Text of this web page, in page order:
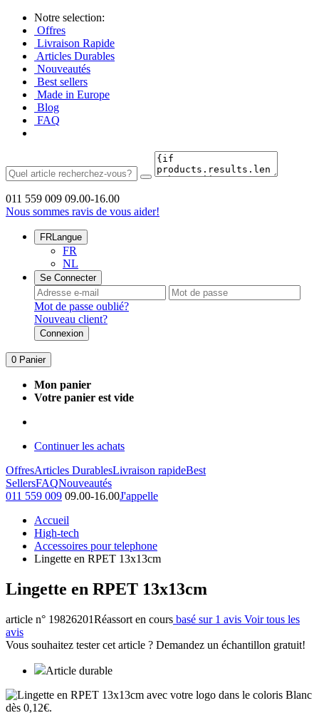
Notre selection:
Offres
Livraison Rapide
Articles Durables
Nouveautés
Best sellers
Made in Europe
Blog
FAQ
011 559 009 09.00-16.00
Nous sommes ravis de vous aider!
FRLangue
FR
NL
Se Connecter
Mot de passe oublié?
Nouveau client?
Connexion
0 Panier
Mon panier
Votre panier est vide
Continuer les achats
OffresArticles DurablesLivraison rapideBest
SellersFAQNouveautés
011 559 009 09.00-16.00J'appelle
Accueil
High-tech
Accessoires pour telephone
Lingette en RPET 13x13cm
Lingette en RPET 13x13cm
article n° 19826201Réassort en cours basé sur 1 avis Voir tous les
avis
Vous souhaitez tester cet article ? Demandez un échantillon gratuit!
Article durable